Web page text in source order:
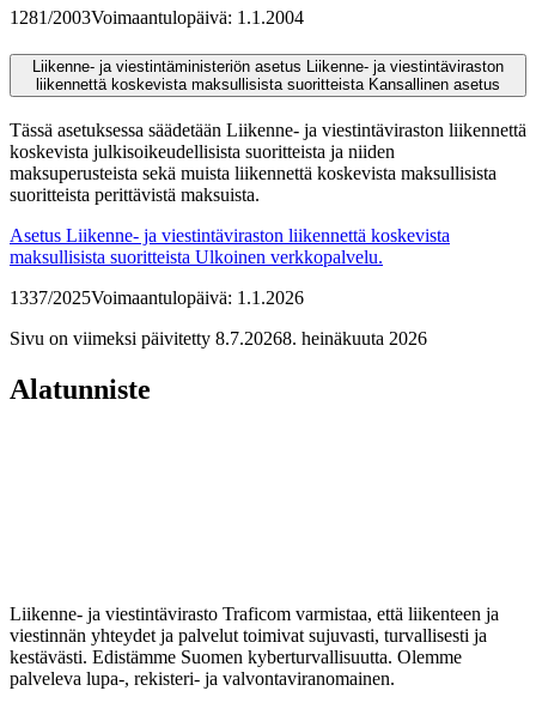
1281/2003Voimaantulopäivä: 1.1.2004
Liikenne- ja viestintäministeriön asetus Liikenne- ja viestintäviraston
liikennettä koskevista maksullisista suoritteista Kansallinen asetus
Tässä asetuksessa säädetään Liikenne- ja viestintäviraston liikennettä
koskevista julkisoikeudellisista suoritteista ja niiden
maksuperusteista sekä muista liikennettä koskevista maksullisista
suoritteista perittävistä maksuista.
Asetus Liikenne- ja viestintäviraston liikennettä koskevista
maksullisista suoritteista Ulkoinen verkkopalvelu.
1337/2025Voimaantulopäivä: 1.1.2026
Sivu on viimeksi päivitetty 8.7.20268. heinäkuuta 2026
Alatunniste
Liikenne- ja viestintävirasto Traficom varmistaa, että liikenteen ja
viestinnän yhteydet ja palvelut toimivat sujuvasti, turvallisesti ja
kestävästi. Edistämme Suomen kyberturvallisuutta. Olemme
palveleva lupa-, rekisteri- ja valvontaviranomainen.